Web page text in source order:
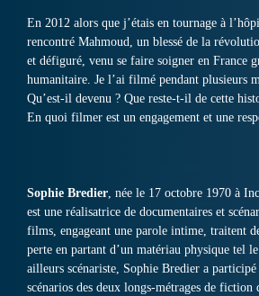
En 2012 alors que j’étais en tournage à
rencontré Mahmoud, un blessé de la
et défiguré, venu se faire soigner en France
humanitaire. Je l’ai filmé pendant plusieurs
Qu’est-il devenu ? Que reste-t-il de cette
En quoi filmer est un engagement et une
Sophie Bredier, née le 17 octobre 1970 à
est une réalisatrice de documentaires et
films, engageant une parole intime, traitent
perte en partant d’un matériau physique tel
ailleurs scénariste, Sophie Bredier a participé
scénarios des deux longs-métrages de